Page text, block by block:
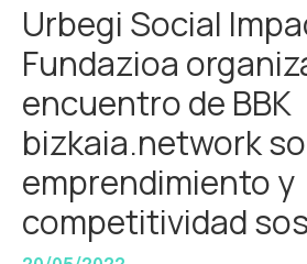
Urbegi Social
Fundazioa
encuentro de BBK
bizkaia.network
emprendimiento y
competitividad